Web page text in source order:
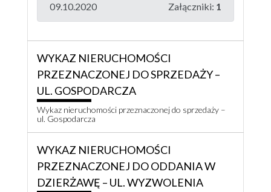
09.10.2020 Załączniki: 1
WYKAZ NIERUCHOMOŚCI
PRZEZNACZONEJ DO SPRZEDAŻY –
UL. GOSPODARCZA
Wykaz nieruchomości przeznaczonej do sprzedaży –
ul. Gospodarcza
WYKAZ NIERUCHOMOŚCI
PRZEZNACZONEJ DO ODDANIA W
DZIERŻAWĘ – UL. WYZWOLENIA